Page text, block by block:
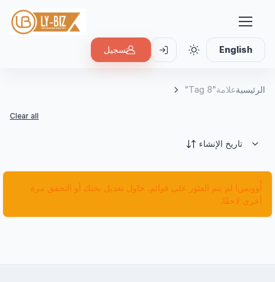
English تسجيل
الرئيسيةعلامة"Tag 8"
Clear all
تاريخ الإنشاء
أُووبس! لم يتم العثور على قوائم. حاول تعديل بحثك أو التحقق مرة
أخرى لاحقًا.